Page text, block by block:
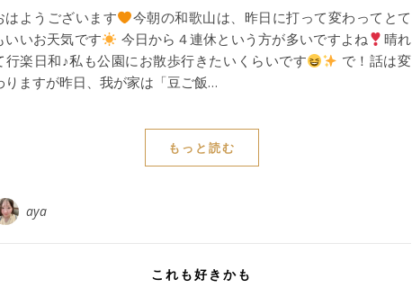
はようございます
今朝の和歌山は、昨日に打って変わってとて
いいお天気です
今日から４連休という方が多いですよね
晴れ
行楽日和♪私も公園にお散歩行きたいくらいです
で！話は変
りますが昨日、我が家は「豆ご飯…
もっと読む
aya
これも好きかも